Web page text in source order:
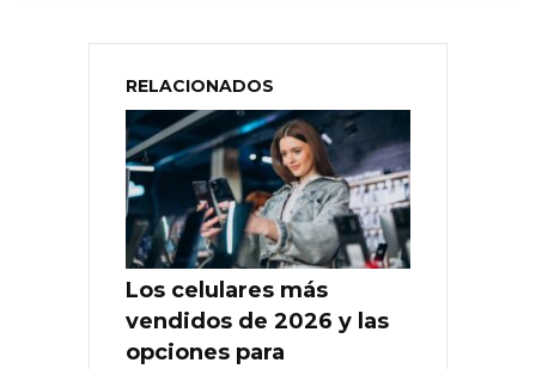
RELACIONADOS
Los celulares más
vendidos de 2026 y las
opciones para